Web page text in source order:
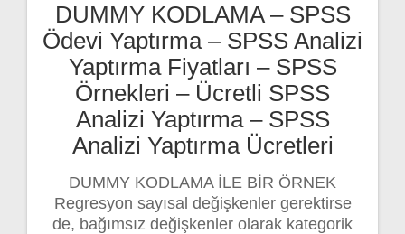
DUMMY KODLAMA – SPSS
Ödevi Yaptırma – SPSS Analizi
Yaptırma Fiyatları – SPSS
Örnekleri – Ücretli SPSS
Analizi Yaptırma – SPSS
Analizi Yaptırma Ücretleri
DUMMY KODLAMA İLE BİR ÖRNEK
Regresyon sayısal değişkenler gerektirse
de, bağımsız değişkenler olarak kategorik